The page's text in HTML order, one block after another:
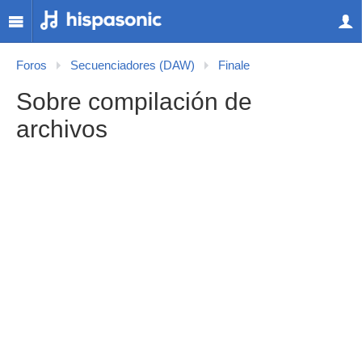
Foros Secuenciadores (DAW) Finale
Sobre compilación de
archivos